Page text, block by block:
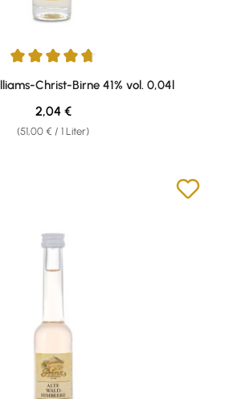
Bewertung von 4.75 von 5 Sternen
Christ-Birne 41% vol. 0,04l
(51,00 € / 1 Liter)
Regulärer Preis:
2,04 €